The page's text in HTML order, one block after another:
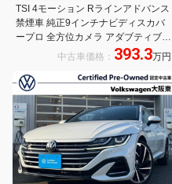
TSI 4モーション Rラインアドバンス
禁煙車 純正9インチナビディスカバ
ープロ 全方位カメラ アダブティブク
ルーズコントロール 黒本革シート シ
ベルアシスト パノラマルーフ パワー
バックドア 純正アルミ
中古車価格： 393.3万円